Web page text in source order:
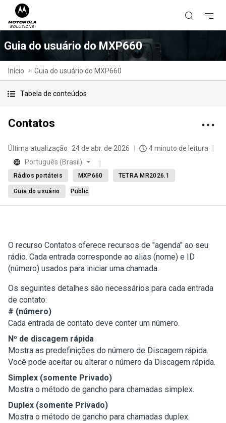
Guia do usuário do MXP660
Início Guia do usuário do MXP660
Tabela de conteúdos
Contatos
Última atualização 24 de abr. de 2026
4 minuto de leitura
Português (Brasil)
Rádios portáteis MXP660 TETRA MR2026.1
Guia do usuário Public
O recurso Contatos oferece recursos de "agenda" ao seu
rádio. Cada entrada corresponde ao alias (nome) e ID
(número) usados para iniciar uma chamada.
Os seguintes detalhes são necessários para cada entrada
de contato:
# (número)
Cada entrada de contato deve conter um número.
Nº de discagem rápida
Mostra as predefinições do número de Discagem rápida.
Você pode aceitar ou alterar o número da Discagem rápida.
Simplex (somente Privado)
Mostra o método de gancho para chamadas simplex.
Duplex (somente Privado)
Mostra o método de gancho para chamadas duplex.